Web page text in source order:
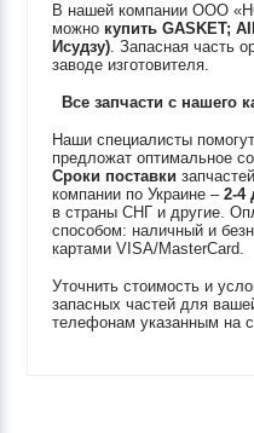
В нашей компании ООО
можно купитьGASKET;
Исудзу). Запасная часть
заводе изготовителя.
Все запчасти с нашего
Наши специалисты помогут
предложат оптимальное
Сроки поставки
компании по Украине –2-4
в страны СНГ и другие.
способом: наличный и
картами VISA/MasterCard.
Уточнить стоимость и
запасных частей для
телефонам указанным на